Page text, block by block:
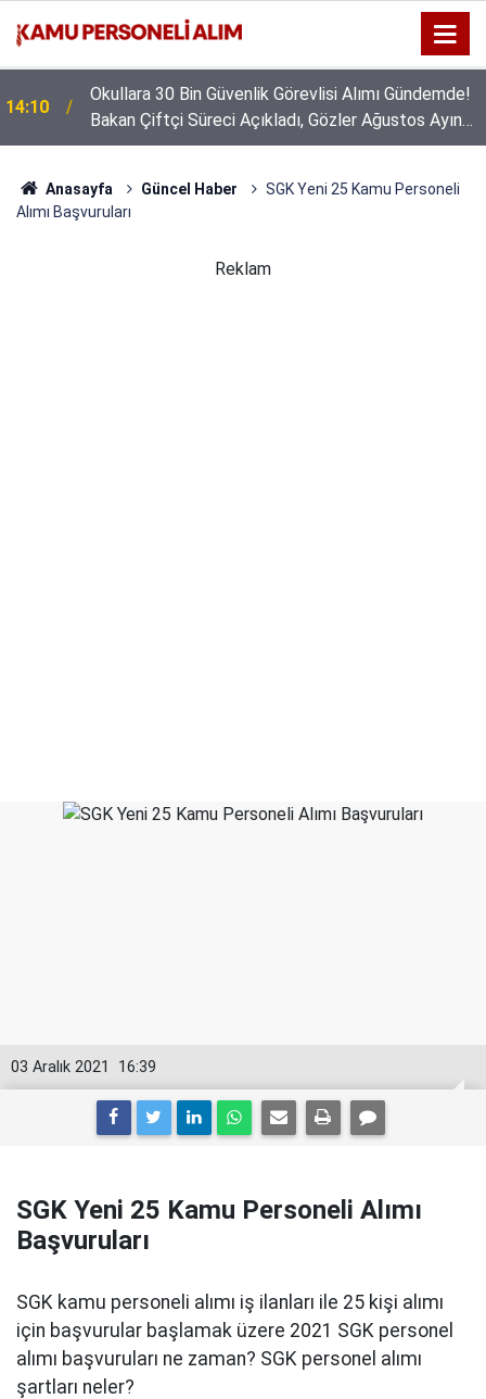
14:10
Okullara 30 Bin Güvenlik Görevlisi Alımı Gündemde!
Bakan Çiftçi Süreci Açıkladı, Gözler Ağustos Ayına
Çevrildi
Anasayfa Güncel Haber
SGK Yeni 25 Kamu Personeli
Alımı Başvuruları
Reklam
16:39
03 Aralık 2021
SGK Yeni 25 Kamu Personeli Alımı
Başvuruları
SGK kamu personeli alımı iş ilanları ile 25 kişi alımı
için başvurular başlamak üzere 2021 SGK personel
alımı başvuruları ne zaman? SGK personel alımı
şartları neler?